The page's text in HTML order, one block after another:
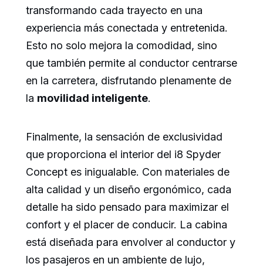
transformando cada trayecto en una
experiencia más conectada y entretenida.
Esto no solo mejora la comodidad, sino
que también permite al conductor centrarse
en la carretera, disfrutando plenamente de
la movilidad inteligente.
Finalmente, la sensación de exclusividad
que proporciona el interior del i8 Spyder
Concept es inigualable. Con materiales de
alta calidad y un diseño ergonómico, cada
detalle ha sido pensado para maximizar el
confort y el placer de conducir. La cabina
está diseñada para envolver al conductor y
los pasajeros en un ambiente de lujo,